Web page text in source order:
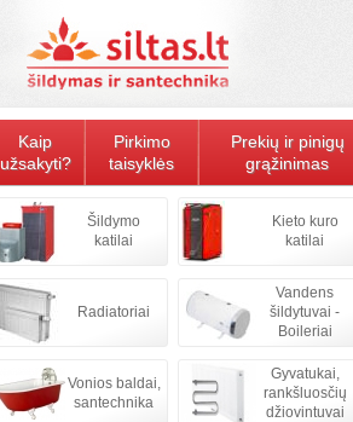
Kaip
užsakyti?
Pirkimo
taisyklės
Prekių ir pinigų
grąžinimas
Šildymo
katilai
Kieto kuro
katilai
Radiatoriai
Vandens
šildytuvai -
Boileriai
Vonios baldai,
santechnika
Gyvatukai,
rankšluosčių
džiovintuvai